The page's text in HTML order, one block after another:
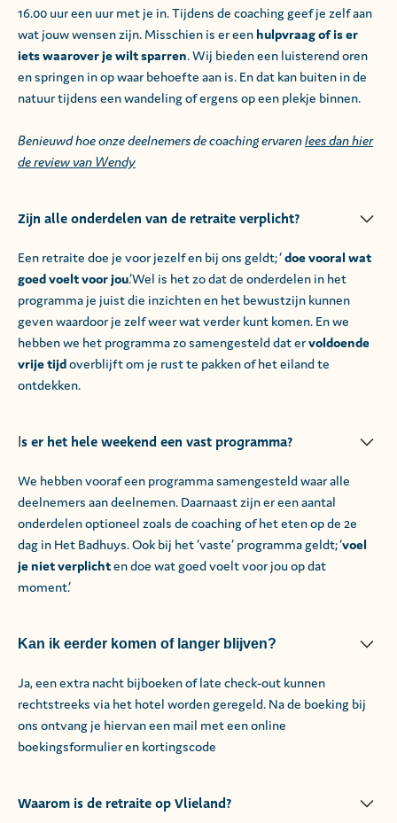
16.00 uur een uur met je in. Tijdens de coaching geef je zelf aan
wat jouw wensen zijn. Misschien is er een hulpvraag of is er
iets waarover je wilt sparren. Wij bieden een luisterend oren
en springen in op waar behoefte aan is. En dat kan buiten in de
natuur tijdens een wandeling of ergens op een plekje binnen.
Benieuwd hoe onze deelnemers de coaching ervarenlees dan hier
de review van Wendy
Zijn alle onderdelen van de retraite verplicht?
Een retraite doe je voor jezelf en bij ons geldt; ‘doe vooral wat
goed voelt voor jou.’Wel is het zo dat de onderdelen in het
programma je juist die inzichten en het bewustzijn kunnen
geven waardoor je zelf weer wat verder kunt komen. En we
hebben we het programma zo samengesteld dat ervoldoende
vrije tijdoverblijft om je rust te pakken of het eiland te
ontdekken.
s er het hele weekend een vast programma?
We hebben vooraf een programma samengesteld waar alle
deelnemers aan deelnemen. Daarnaast zijn er een aantal
onderdelen optioneel zoals de coaching of het eten op de 2e
dag in Het Badhuys. Ook bij het ‘vaste’ programma geldt; ‘voel
je niet verplichten doe wat goed voelt voor jou op dat
moment.’
Kan ik eerder komen of langer blijven?
Ja, een extra nacht bijboeken of late check-out kunnen
rechtstreeks via het hotel worden geregeld. Na de boeking bij
ons ontvang je hiervan een mail met een online
boekingsformulier en kortingscode
Waarom is de retraite op Vlieland?